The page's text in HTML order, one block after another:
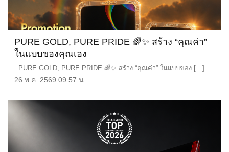
PURE GOLD, PURE PRIDE 🌈✨ สร้าง “คุณค่า”
ในแบบของคุณเอง
PURE GOLD, PURE PRIDE 🌈✨ สร้าง “คุณค่า” ในแบบของ […]
26 พ.ค. 2569 09.57 น.